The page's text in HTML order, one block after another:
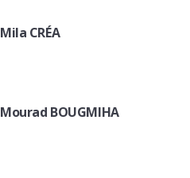
Mila CRÉA
Mourad BOUGMIHA